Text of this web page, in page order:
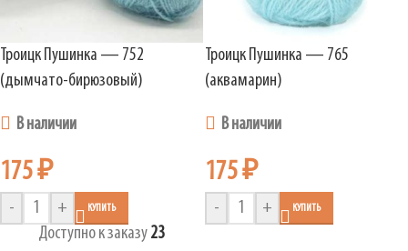
Троицк Пушинка — 752
(дымчато-бирюзовый)
В наличии
175₽
- + КУПИТЬ
Доступно к заказу 23
Троицк Пушинка — 765
(аквамарин)
В наличии
175₽
- + КУПИТЬ